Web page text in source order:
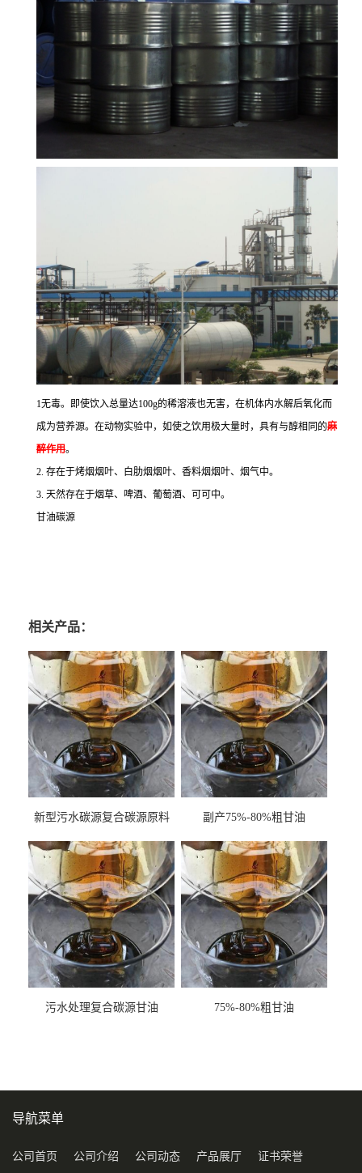
1无毒。即使饮入总量达100g的稀溶液也无害，在机体内水解后氧化而
成为营养源。在动物实验中，如使之饮用极大量时，具有与醇相同的麻
醉作用。
2. 存在于烤烟烟叶、白肋烟烟叶、香料烟烟叶、烟气中。
3. 天然存在于烟草、啤酒、葡萄酒、可可中。
甘油碳源
相关产品：
新型污水碳源复合碳源原料
副产75%-80%粗甘油
污水处理复合碳源甘油
75%-80%粗甘油
导航菜单
公司首页 公司介绍 公司动态 产品展厅 证书荣誉